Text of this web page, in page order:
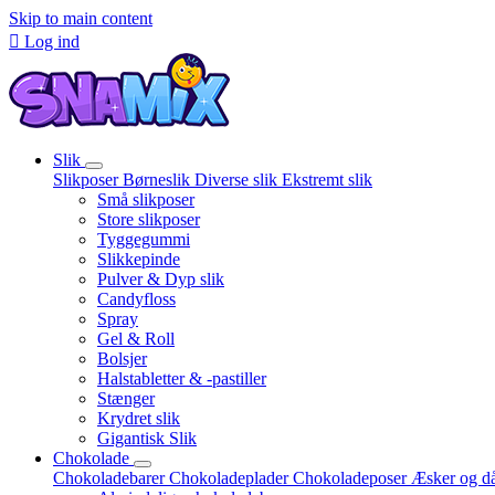
Skip to main content
 Log ind
Slik
SlikposerBørneslik Diverse slik Ekstremt slik
Små slikposer
Store slikposer
Tyggegummi
Slikkepinde
Pulver & Dyp slik
Candyfloss
Spray
Gel & Roll
Bolsjer
Halstabletter & -pastiller
Stænger
Krydret slik
Gigantisk Slik
Chokolade
ChokoladebarerChokoladepladerChokoladeposer Æsker og